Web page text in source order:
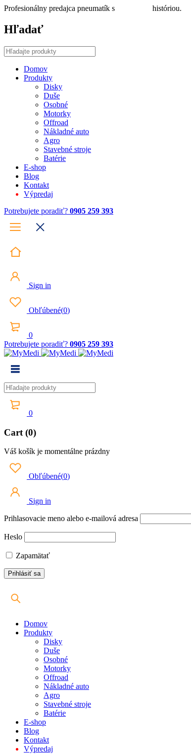
Profesionálny predajca pneumatík s históriou.
Hľadať
Domov
Produkty
Disky
Duše
Osobné
Motorky
Offroad
Nákladné auto
Agro
Stavebné stroje
Batérie
E-shop
Blog
Kontakt
Výpredaj
Potrebujete poradiť? 0905 259 393
Sign in
Obľúbené(0)
0
Potrebujete poradiť? 0905 259 393
0
Cart (0)
Váš košík je momentálne prázdny
Obľúbené(0)
Sign in
Prihlasovacie meno alebo e-mailová adresa
Heslo
Zapamätať
Domov
Produkty
Disky
Duše
Osobné
Motorky
Offroad
Nákladné auto
Agro
Stavebné stroje
Batérie
E-shop
Blog
Kontakt
Výpredaj